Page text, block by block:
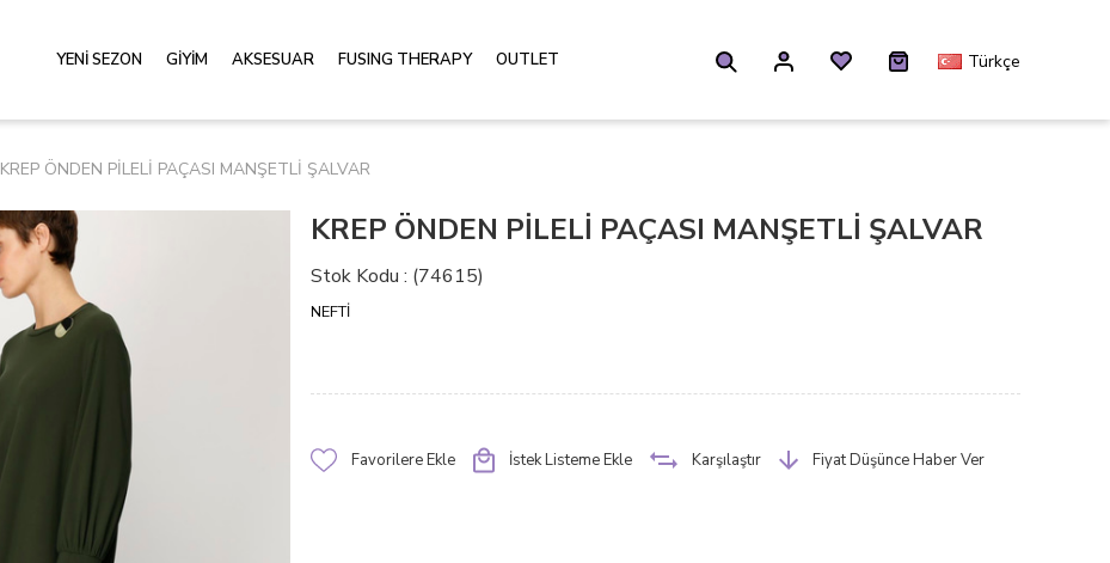
Türkçe
YENİ SEZON GİYİM AKSESUAR FUSING THERAPY OUTLET
KREP ÖNDEN PİLELİ PAÇASI MANŞETLİ ŞALVAR
KREP ÖNDEN PİLELİ PAÇASI MANŞETLİ ŞALVAR
Stok Kodu (74615)
NEFTİ
Favorilere Ekle İstek Listeme Ekle Karşılaştır Fiyat Düşünce Haber Ver